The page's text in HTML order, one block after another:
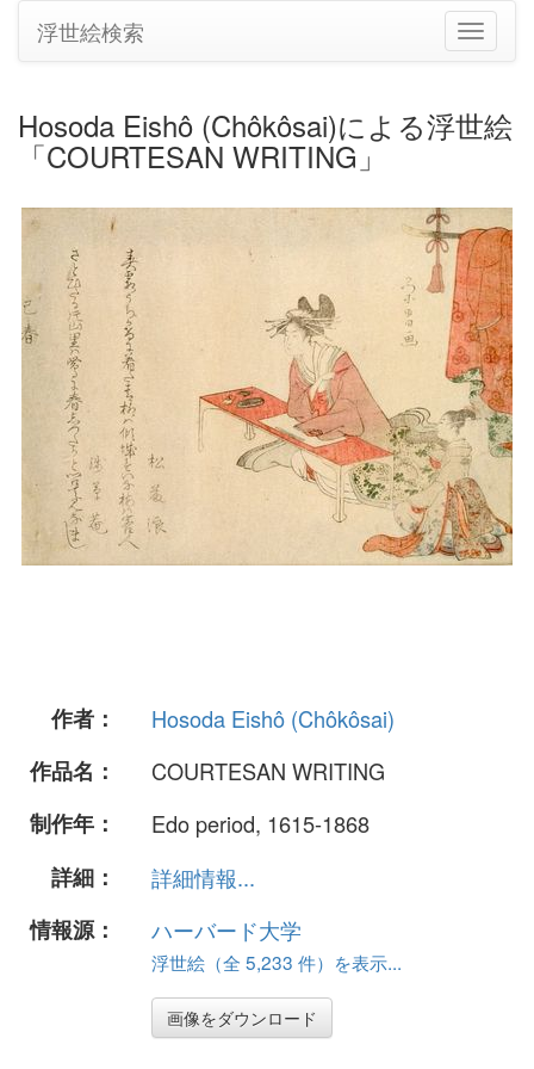
ナ
ビ
シ
切
り
替
え
浮世絵検索
Hosoda Eishô (Chôkôsai)による浮世絵
「COURTESAN WRITING」
作者：
Hosoda Eishô (Chôkôsai)
作品名：
COURTESAN WRITING
制作年：
Edo period, 1615-1868
詳細：
詳細情報...
情報源：
ハーバード大学
浮世絵（全 5,233 件）を表示...
画像をダウンロード